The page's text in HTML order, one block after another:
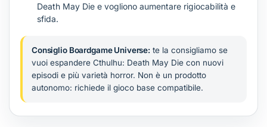
Death May Die e vogliono aumentare rigiocabilità e
sfida.
Consiglio Boardgame Universe: te la consigliamo se
vuoi espandere Cthulhu: Death May Die con nuovi
episodi e più varietà horror. Non è un prodotto
autonomo: richiede il gioco base compatibile.